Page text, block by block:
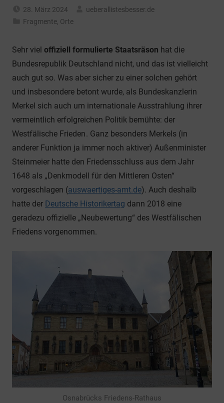
28. März 2024
ueberallistesbesser.de
Fragmente Orte
Sehr viel offiziell formulierte Staatsräson hat die
Bundesrepublik Deutschland nicht, und das ist vielleicht
auch gut so. Was aber sicher zu einer solchen gehört
und insbesondere betont wurde, als Bundeskanzlerin
Merkel sich auch um internationale Ausstrahlung ihrer
vermeintlich erfolgreichen Politik bemühte: der
Westfälische Frieden. Ganz besonders Merkels (in
anderer Funktion ja immer noch aktiver) Außenminister
Steinmeier hatte den Friedensschluss aus dem Jahr
1648 als „Denkmodell für den Mittleren Osten“
vorgeschlagen (auswaertiges-amt.de). Auch deshalb
hatte der Deutsche Historikertag dann 2018 eine
geradezu offizielle „Neubewertung“ des Westfälischen
Friedens vorgenommen.
Osnabrücks Friedens-Rathaus